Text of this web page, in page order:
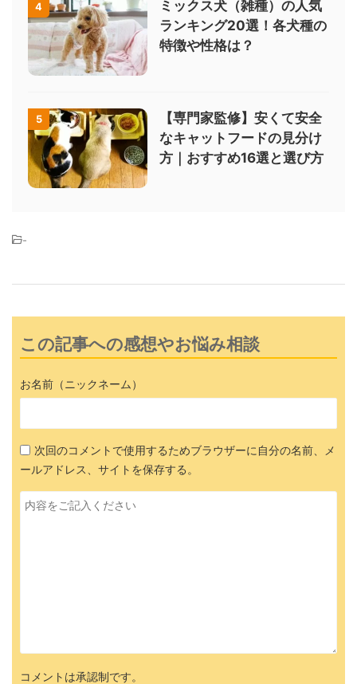
4
ミックス犬（雑種）の人気
ランキング20選！各犬種の
特徴や性格は？
5
【専門家監修】安くて安全
なキャットフードの見分け
方｜おすすめ16選と選び方
-
この記事への感想やお悩み相談
お名前（ニックネーム）
次回のコメントで使用するためブラウザーに自分の名前、メ
ールアドレス、サイトを保存する。
コメントは承認制です。